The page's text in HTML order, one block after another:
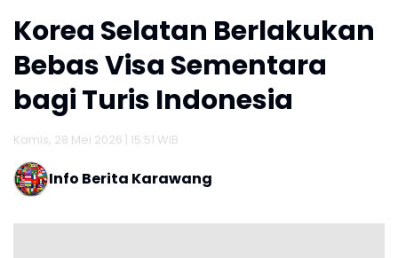
Korea Selatan Berlakukan
Bebas Visa Sementara
bagi Turis Indonesia
Kamis, 28 Mei 2026 | 15:51 WIB
Info Berita Karawang